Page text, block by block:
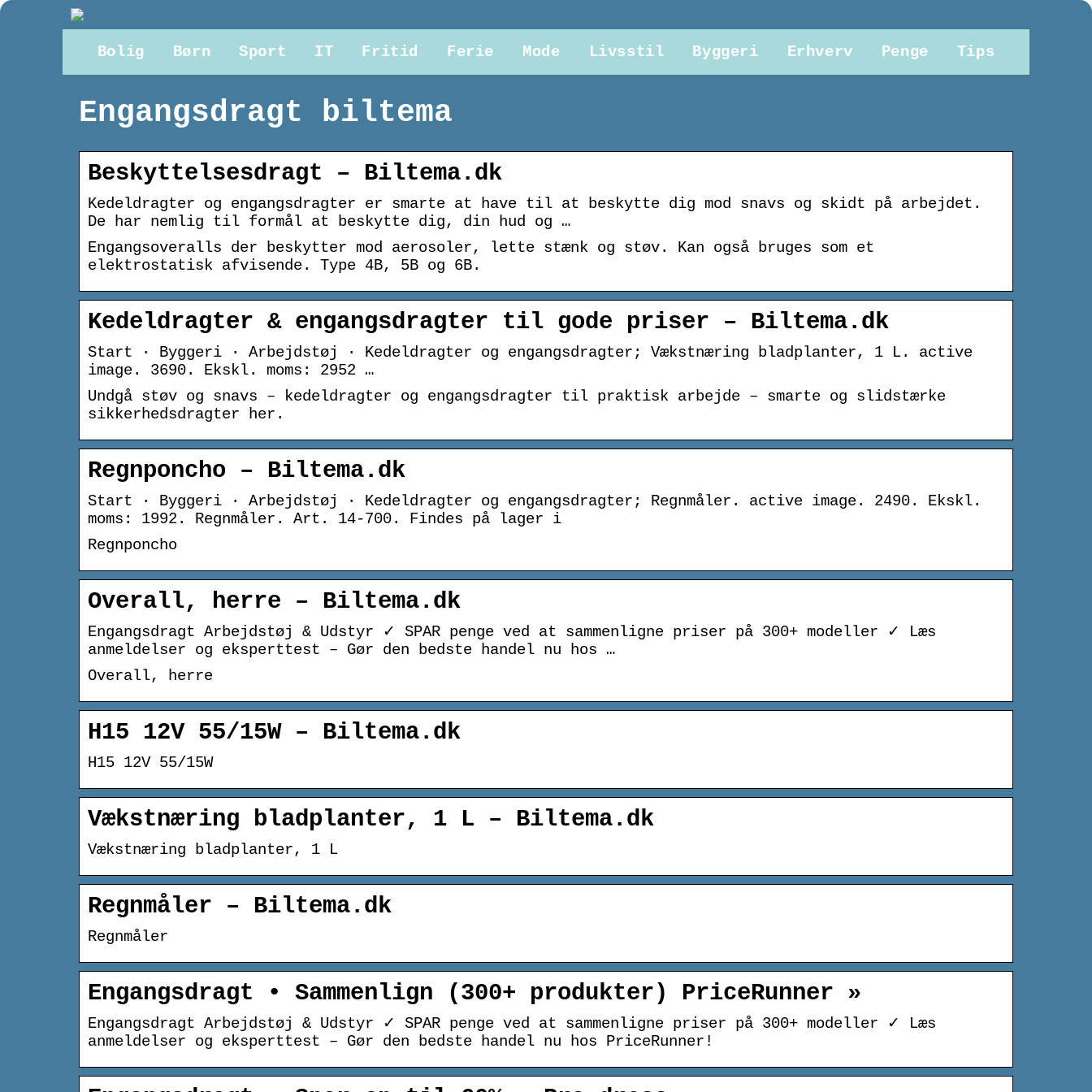
Bolig Børn Sport IT Fritid Ferie Mode Livsstil Byggeri Erhverv Penge Tips
Engangsdragt biltema
Beskyttelsesdragt – Biltema.dk
Kedeldragter og engangsdragter er smarte at have til at beskytte dig mod snavs og skidt på arbejdet.
De har nemlig til formål at beskytte dig, din hud og …
Engangsoveralls der beskytter mod aerosoler, lette stænk og støv. Kan også bruges som et
elektrostatisk afvisende. Type 4B, 5B og 6B.
Kedeldragter & engangsdragter til gode priser – Biltema.dk
Start · Byggeri · Arbejdstøj · Kedeldragter og engangsdragter; Vækstnæring bladplanter, 1 L. active
image. 3690. Ekskl. moms: 2952 …
Undgå støv og snavs – kedeldragter og engangsdragter til praktisk arbejde – smarte og slidstærke
sikkerhedsdragter her.
Regnponcho – Biltema.dk
Start · Byggeri · Arbejdstøj · Kedeldragter og engangsdragter; Regnmåler. active image. 2490. Ekskl.
moms: 1992. Regnmåler. Art. 14-700. Findes på lager i
Regnponcho
Overall, herre – Biltema.dk
Engangsdragt Arbejdstøj & Udstyr ✓ SPAR penge ved at sammenligne priser på 300+ modeller ✓ Læs
anmeldelser og eksperttest – Gør den bedste handel nu hos …
Overall, herre
H15 12V 55/15W – Biltema.dk
H15 12V 55/15W
Vækstnæring bladplanter, 1 L – Biltema.dk
Vækstnæring bladplanter, 1 L
Regnmåler – Biltema.dk
Regnmåler
Engangsdragt • Sammenlign (300+ produkter) PriceRunner »
Engangsdragt Arbejdstøj & Udstyr ✓ SPAR penge ved at sammenligne priser på 300+ modeller ✓ Læs
anmeldelser og eksperttest – Gør den bedste handel nu hos PriceRunner!